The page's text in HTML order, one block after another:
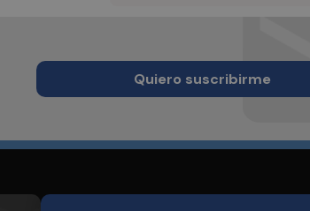
Quiero suscribirme